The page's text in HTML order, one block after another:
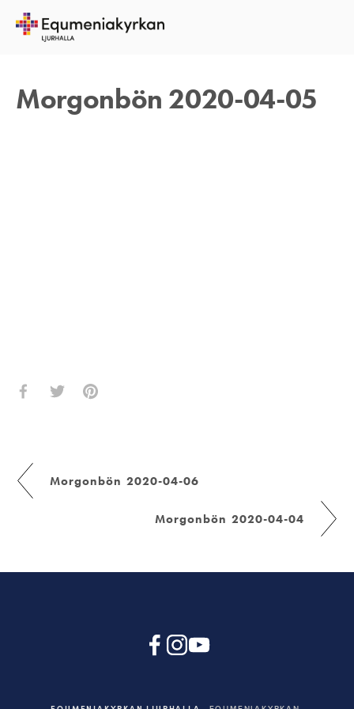
Morgonbön 2020-04-05
5 APRIL 2020
Morgonbön 2020-04-06
Morgonbön 2020-04-04